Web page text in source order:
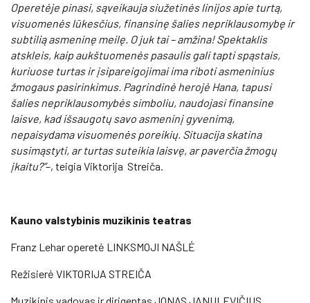
Operetėje pinasi, sąveikauja siužetinės linijos apie turtą,
visuomenės lūkesčius, finansinę šalies nepriklausomybę ir
subtilią asmeninę meilę. O juk tai – amžina! Spektaklis
atskleis, kaip aukštuomenės pasaulis gali tapti spąstais,
kuriuose turtas ir įsipareigojimai ima riboti asmeninius
žmogaus pasirinkimus. Pagrindinė herojė Hana, tapusi
šalies nepriklausomybės simboliu, naudojasi finansine
laisve, kad išsaugotų savo asmeninį gyvenimą,
nepaisydama visuomenės poreikių. Situacija skatina
susimąstyti, ar turtas suteikia laisvę, ar paverčia žmogų
įkaitu?”–, teigia Viktorija Streiča.
Kauno valstybinis muzikinis teatras
Franz Lehar operetė LINKSMOJI NAŠLĖ
Režisierė VIKTORIJA STREIČA